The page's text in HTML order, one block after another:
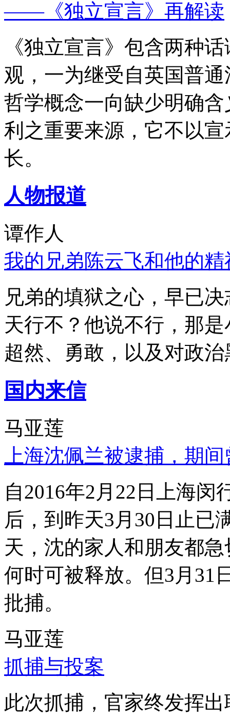
——《独立宣言》再解读
《独立宣言》包含两种
观，一为继受自英国普
哲学概念一向缺少明确
利之重要来源，它不以
长。
人物报道
谭作人
我的兄弟陈云飞和他的
兄弟的填狱之心，早已
天行不？他说不行，那
超然、勇敢，以及对政
国内来信
马亚莲
上海沈佩兰被逮捕，期
自2016年2月22日上海
后，到昨天3月30日止已
天，沈的家人和朋友都
何时可被释放。但3月31
批捕。
马亚莲
抓捕与投案
此次抓捕，官家终发挥